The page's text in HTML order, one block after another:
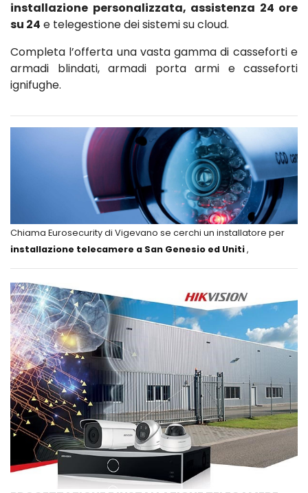
installazione personalizzata, assistenza 24 ore
su 24 e telegestione dei sistemi su cloud.
Completa l’offerta una vasta gamma di casseforti e
armadi blindati, armadi porta armi e casseforti
ignifughe.
Chiama Eurosecurity di Vigevano se cerchi un installatore per
installazione telecamere a San Genesio ed Uniti,